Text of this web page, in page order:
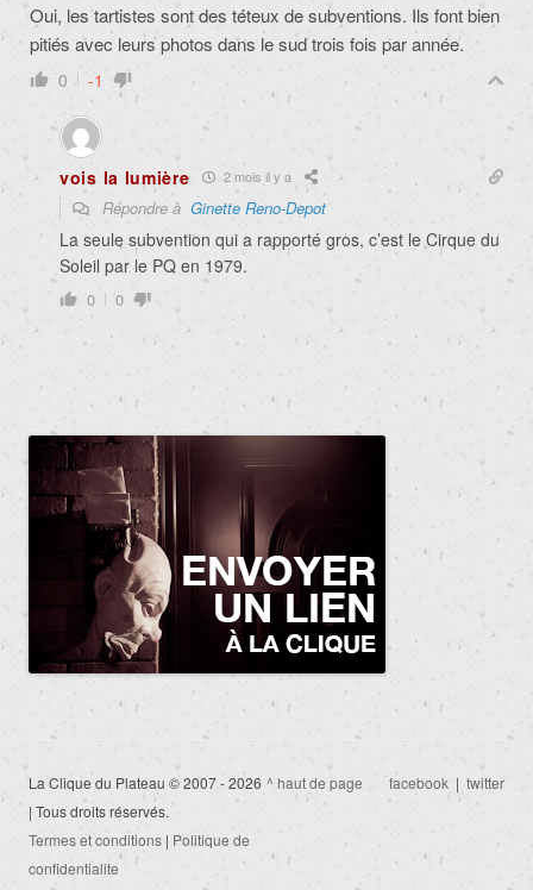
Oui, les tartistes sont des téteux de subventions. Ils font bien
pitiés avec leurs photos dans le sud trois fois par année.
0 -1
vois la lumière 2 mois il y a
Répondre à Ginette Reno-Depot
La seule subvention qui a rapporté gros, c’est le Cirque du
Soleil par le PQ en 1979.
0 0
La Clique du Plateau © 2007 - 2026
| Tous droits réservés.
Termes et conditions | Politique de
confidentialite
^ haut de page facebook | twitter